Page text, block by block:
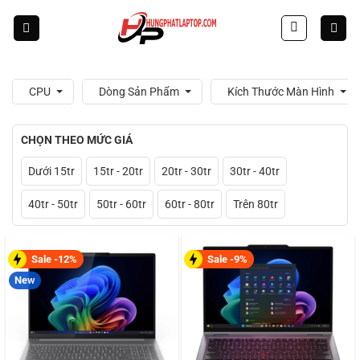
CPU Dòng Sản Phẩm Kích Thước Màn Hình
CHỌN THEO MỨC GIÁ
Dưới 15tr 15tr - 20tr 20tr - 30tr 30tr - 40tr
40tr - 50tr 50tr - 60tr 60tr - 80tr Trên 80tr
Sale -12%
New
Sale -9%